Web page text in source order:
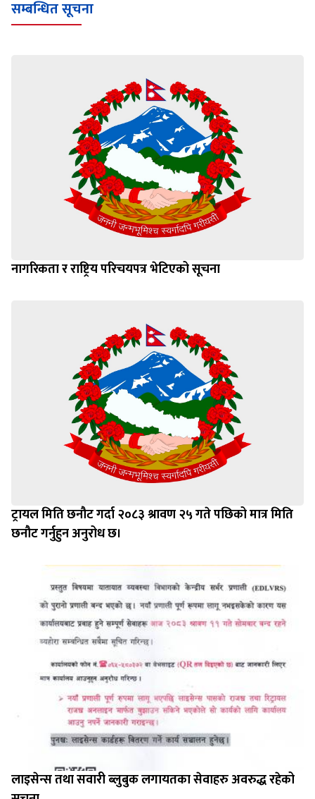
सम्बन्धित सूचना
नागरिकता र राष्ट्रिय परिचयपत्र भेटिएको सूचना
ट्रायल मिति छनौट गर्दा २०८३ श्रावण २५ गते पछिको मात्र मिति
छनौट गर्नुहुन अनुरोध छ।
लाइसेन्स तथा सवारी ब्लुबुक लगायतका सेवाहरु अवरुद्ध रहेको